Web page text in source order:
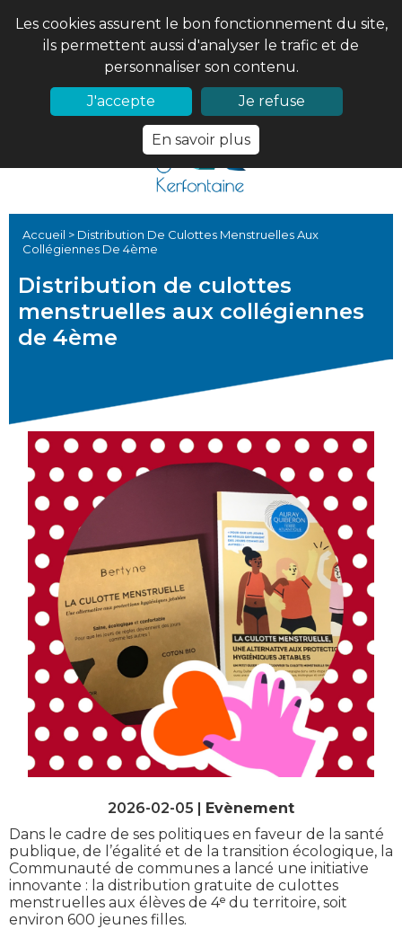
Les cookies assurent le bon fonctionnement du site,
ils permettent aussi d'analyser le trafic et de
personnaliser son contenu.
J'accepte
Je refuse
En savoir plus
02 97 56 61 18
Accueil > Distribution De Culottes Menstruelles Aux
Collégiennes De 4ème
Distribution de culottes
menstruelles aux collégiennes
de 4ème
2026-02-05 | Evènement
Dans le cadre de ses politiques en faveur de la santé
publique, de l’égalité et de la transition écologique, la
Communauté de communes a lancé une initiative
innovante : la distribution gratuite de culottes
menstruelles aux élèves de 4ᵉ du territoire, soit
environ 600 jeunes filles.